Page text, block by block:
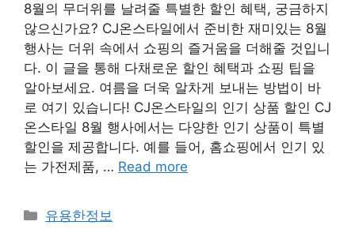
8월의 무더위를 날려줄 특별한 할인 혜택, 궁금하지
않으신가요? CJ온스타일에서 준비한 재미있는 8월
행사는 더위 속에서 쇼핑의 즐거움을 더해줄 것입니
다. 이 글을 통해 다채로운 할인 혜택과 쇼핑 팁을
알아보세요. 여름을 더욱 알차게 보내는 방법이 바
로 여기 있습니다! CJ온스타일의 인기 상품 할인 CJ
온스타일 8월 행사에서는 다양한 인기 상품이 특별
할인을 제공합니다. 예를 들어, 홈쇼핑에서 인기 있
는 가전제품, … Read more
Categories
유용한정보